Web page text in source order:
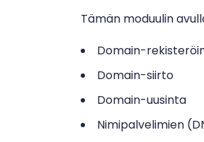
Tämän moduulin
Domain-
Domain-siirto
Domain-uusinta
Nimipalvelimien